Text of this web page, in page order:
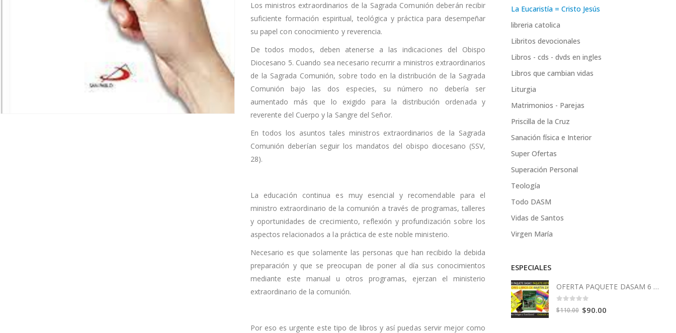
Los ministros extraordinarios de la Sagrada Comunión deberán recibir
suficiente formación espiritual, teológica y práctica para desempeñar
su papel con conocimiento y reverencia.
De todos modos, deben atenerse a las indicaciones del Obispo
Diocesano 5. Cuando sea necesario recurrir a ministros extraordinarios
de la Sagrada Comunión, sobre todo en la distribución de la Sagrada
Comunión bajo las dos especies, su número no debería ser
aumentado más que lo exigido para la distribución ordenada y
reverente del Cuerpo y la Sangre del Señor.
En todos los asuntos tales ministros extraordinarios de la Sagrada
Comunión deberían seguir los mandatos del obispo diocesano (SSV,
28).
La educación continua es muy esencial y recomendable para el
ministro extraordinario de la comunión a través de programas, talleres
y oportunidades de crecimiento, reflexión y profundización sobre los
aspectos relacionados a la práctica de este noble ministerio.
Necesario es que solamente las personas que han recibido la debida
preparación y que se preocupan de poner al día sus conocimientos
mediante este manual u otros programas, ejerzan el ministerio
extraordinario de la comunión.
Por eso es urgente este tipo de libros y así puedas servir mejor como
La Eucaristía = Cristo Jesús
libreria catolica
Libritos devocionales
Libros - cds - dvds en ingles
Libros que cambian vidas
Liturgia
Matrimonios - Parejas
Priscilla de la Cruz
Sanación física e Interior
Super Ofertas
Superación Personal
Teología
Todo DASM
Vidas de Santos
Virgen María
ESPECIALES
OFERTA PAQUETE DASAM 6 Libros
0 out of 5
$110.00 Original
$90.00Current